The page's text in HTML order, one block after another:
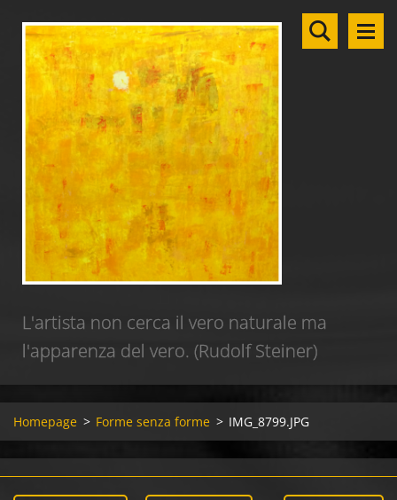
L'artista non cerca il vero naturale ma
l'apparenza del vero. (Rudolf Steiner)
Homepage > Forme senza forme > IMG_8799.JPG